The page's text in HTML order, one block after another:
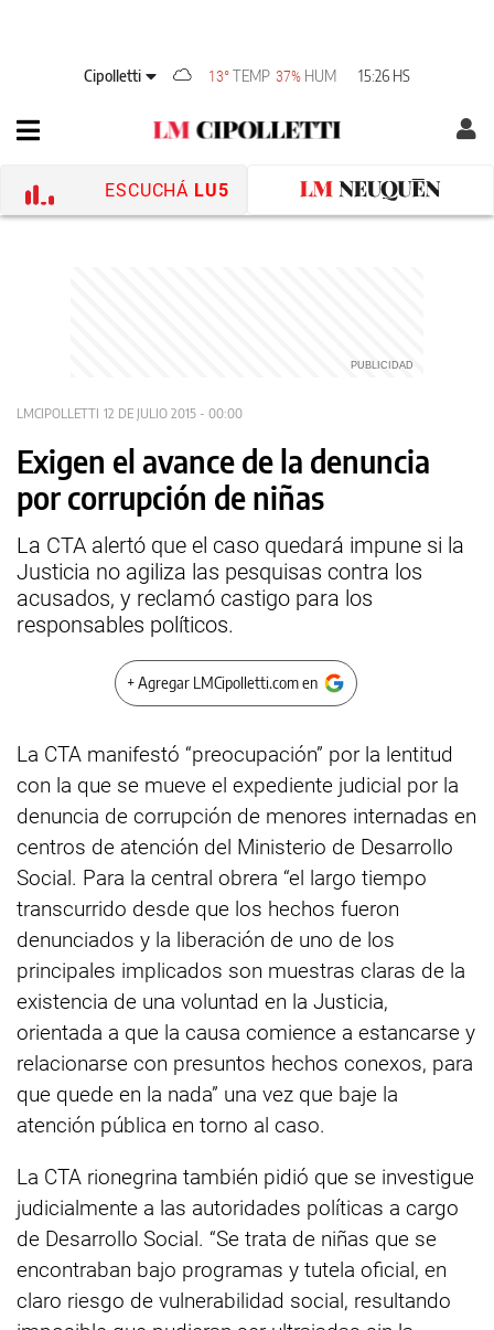
Cipolletti 13° TEMP 37% HUM 15:26 HS
ESCUCHÁ LU5
LMCIPOLLETTI 12 DE JULIO 2015 - 00:00
Exigen el avance de la denuncia
por corrupción de niñas
La CTA alertó que el caso quedará impune si la
Justicia no agiliza las pesquisas contra los
acusados, y reclamó castigo para los
responsables políticos.
+ Agregar LMCipolletti.com en
La CTA manifestó “preocupación” por la lentitud
con la que se mueve el expediente judicial por la
denuncia de corrupción de menores internadas en
centros de atención del Ministerio de Desarrollo
Social. Para la central obrera “el largo tiempo
transcurrido desde que los hechos fueron
denunciados y la liberación de uno de los
principales implicados son muestras claras de la
existencia de una voluntad en la Justicia,
orientada a que la causa comience a estancarse y
relacionarse con presuntos hechos conexos, para
que quede en la nada” una vez que baje la
atención pública en torno al caso.
La CTA rionegrina también pidió que se investigue
judicialmente a las autoridades políticas a cargo
de Desarrollo Social. “Se trata de niñas que se
encontraban bajo programas y tutela oficial, en
claro riesgo de vulnerabilidad social, resultando